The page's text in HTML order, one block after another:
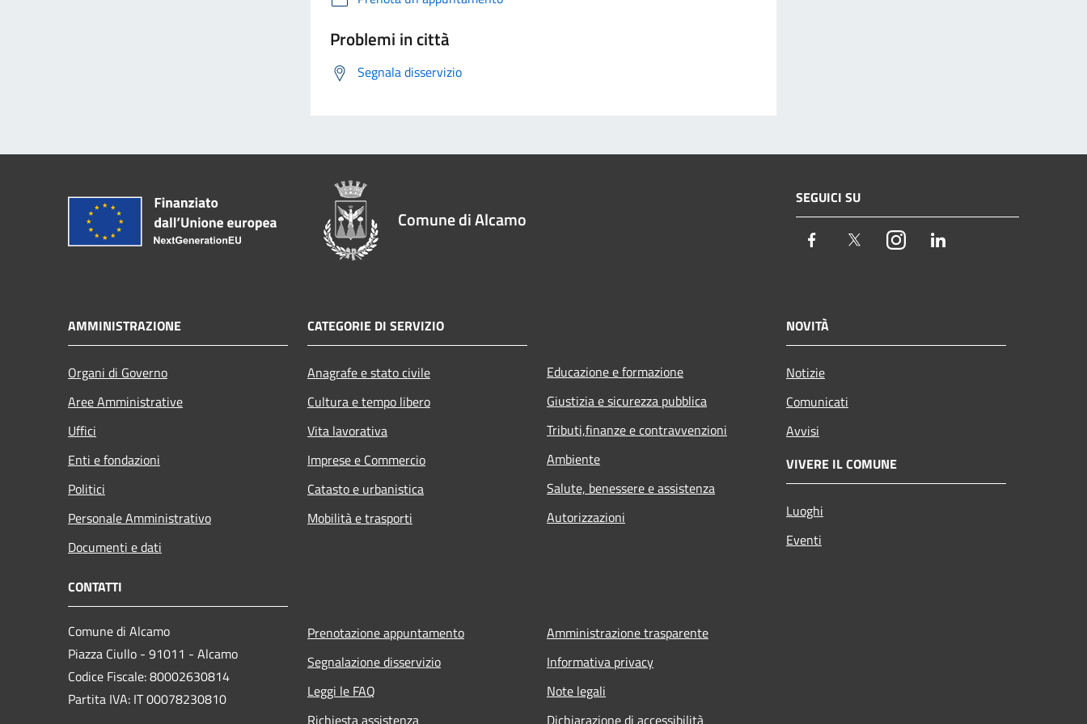
Problemi in città
Segnala disservizio
Comune di Alcamo
SEGUICI SU
Facebook TwitterInstagram
AMMINISTRAZIONE
Organi di Governo
Aree Amministrative
Uffici
Enti e fondazioni
Politici
Personale Amministrativo
Documenti e dati
CATEGORIE DI SERVIZIO
Anagrafe e stato civile
Cultura e tempo libero
Vita lavorativa
Imprese e Commercio
Catasto e urbanistica
Mobilità e trasporti
Educazione e formazione
Giustizia e sicurezza pubblica
Tributi,finanze e contravvenzioni
Ambiente
Salute, benessere e assistenza
Autorizzazioni
NOVITÀ
Notizie
Comunicati
Avvisi
VIVERE IL COMUNE
Luoghi
Eventi
CONTATTI
Comune di Alcamo
Piazza Ciullo - 91011 - Alcamo
Codice Fiscale: 80002630814
Partita IVA: IT 00078230810
Prenotazione appuntamento
Segnalazione disservizio
Leggi le FAQ
Richiesta assistenza
Amministrazione trasparente
Informativa privacy
Note legali
Dichiarazione di accessibilità